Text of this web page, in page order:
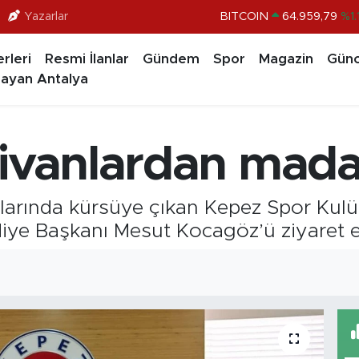
Yazarlar BITCOIN 64.959,79
BİST100 13.779 %-
Resmi İlanlar Gündem Spor Magazin
Antalya
kürsüye çıkan Kepez Spor
Başkanı Mesut Kocagöz’ü ziyaret